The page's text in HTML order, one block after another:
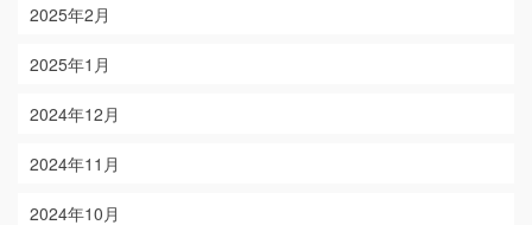
2025年2月
2025年1月
2024年12月
2024年11月
2024年10月